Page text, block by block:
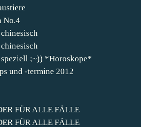
No.4
speziell ;~)) *Horoskope*
und -termine 2012
FÜR ALLE FÄLLE
FÜR ALLE FÄLLE